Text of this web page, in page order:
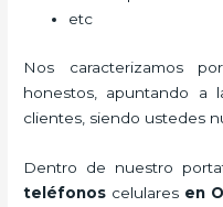
etc
Nos caracterizamos
honestos, apuntando a
clientes, siendo ustedes
Dentro de nuestro
teléfonos celularesen